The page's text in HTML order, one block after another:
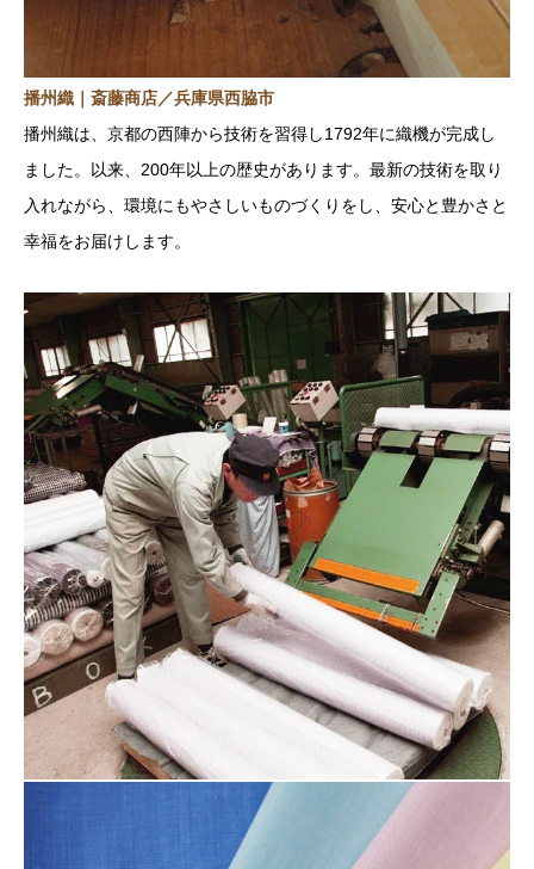
播州織｜斎藤商店／兵庫県西脇市
播州織は、京都の西陣から技術を習得し1792年に織機が完成し
ました。以来、200年以上の歴史があります。最新の技術を取り
入れながら、環境にもやさしいものづくりをし、安心と豊かさと
幸福をお届けします。